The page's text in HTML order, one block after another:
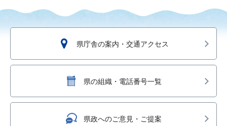
県庁舎の案内・交通アクセス
県の組織・電話番号一覧
県政へのご意見・ご提案